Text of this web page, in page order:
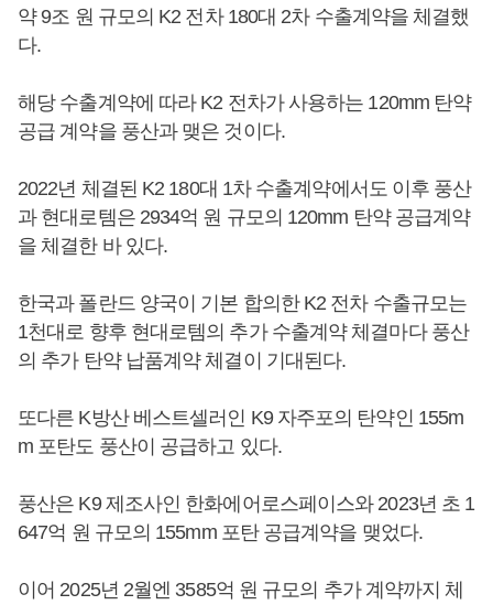
약 9조 원 규모의 K2 전차 180대 2차 수출계약을 체결했
다.
해당 수출계약에 따라 K2 전차가 사용하는 120mm 탄약
공급 계약을 풍산과 맺은 것이다.
2022년 체결된 K2 180대 1차 수출계약에서도 이후 풍산
과 현대로템은 2934억 원 규모의 120mm 탄약 공급계약
을 체결한 바 있다.
한국과 폴란드 양국이 기본 합의한 K2 전차 수출규모는
1천대로 향후 현대로템의 추가 수출계약 체결마다 풍산
의 추가 탄약 납품계약 체결이 기대된다.
또다른 K방산 베스트셀러인 K9 자주포의 탄약인 155m
m 포탄도 풍산이 공급하고 있다.
풍산은 K9 제조사인 한화에어로스페이스와 2023년 초 1
647억 원 규모의 155mm 포탄 공급계약을 맺었다.
이어 2025년 2월엔 3585억 원 규모의 추가 계약까지 체